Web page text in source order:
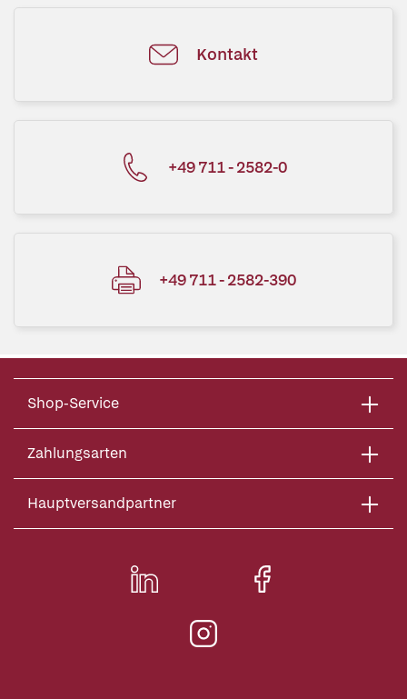
Kontakt
+49 711 - 2582-0
+49 711 - 2582-390
Shop-Service
Zahlungsarten
Hauptversandpartner